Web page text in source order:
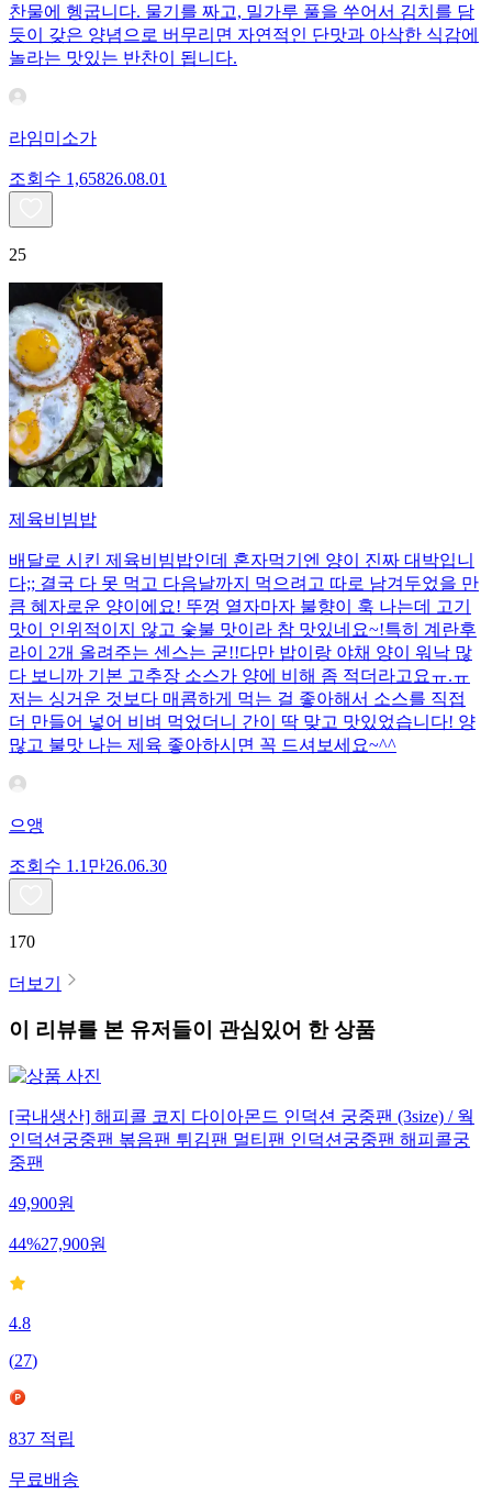
찬물에 헹굽니다. 물기를 짜고, 밀가루 풀을 쑤어서 김치를 담
듯이 갖은 양념으로 버무리면 자연적인 단맛과 아삭한 식감에
놀라는 맛있는 반찬이 됩니다.
라임미소가
조회수 1,65826.08.01
25
제육비빔밥
배달로 시킨 제육비빔밥인데 혼자먹기엔 양이 진짜 대박입니
다;; 결국 다 못 먹고 다음날까지 먹으려고 따로 남겨두었을 만
큼 혜자로운 양이에요! 뚜껑 열자마자 불향이 훅 나는데 고기
맛이 인위적이지 않고 숯불 맛이라 참 맛있네요~!특히 계란후
라이 2개 올려주는 센스는 굳!! ​다만 밥이랑 야채 양이 워낙 많
다 보니까 기본 고추장 소스가 양에 비해 좀 적더라고요ㅠ.ㅠ
저는 싱거운 것보다 매콤하게 먹는 걸 좋아해서 소스를 직접
더 만들어 넣어 비벼 먹었더니 간이 딱 맞고 맛있었습니다! 양
많고 불맛 나는 제육 좋아하시면 꼭 드셔보세요~^^
으앵
조회수 1.1만26.06.30
170
더보기
이 리뷰를 본 유저들이 관심있어 한 상품
[국내생산] 해피콜 코지 다이아몬드 인덕션 궁중팬 (3size) / 웍
인덕션궁중팬 볶음팬 튀김팬 멀티팬 인덕션궁중팬 해피콜궁
중팬
49,900원
44%27,900원
4.8
(27)
837 적립
무료배송